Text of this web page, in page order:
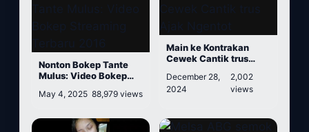
Nonton Bokep Tante
Mulus: Video Bokep
2016
May 4, 2025 88,979 views
Main ke Kontrakan
Cewek Cantik trus
December 28,
2024
2,002
views